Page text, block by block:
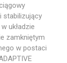
stabilizujący
układzie
zamkniętym
w postaci